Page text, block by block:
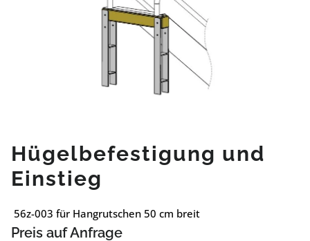
Hügelbefestigung und
Einstieg
56z-003 für Hangrutschen 50 cm breit
Preis auf Anfrage